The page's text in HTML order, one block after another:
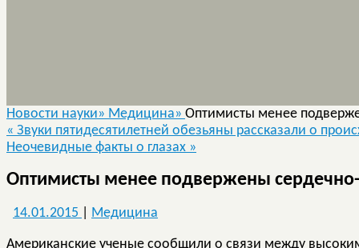
Новости науки» Медицина» Оптимисты менее
« Звуки пятидесятилетней обезьяны рассказали о
Неочевидные факты о глазах »
Оптимисты менее подвержены
14.01.2015 Медицина
Американские ученые сообщили о связи между